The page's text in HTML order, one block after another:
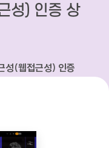
성) 인증 상
성(웹접근성) 인증